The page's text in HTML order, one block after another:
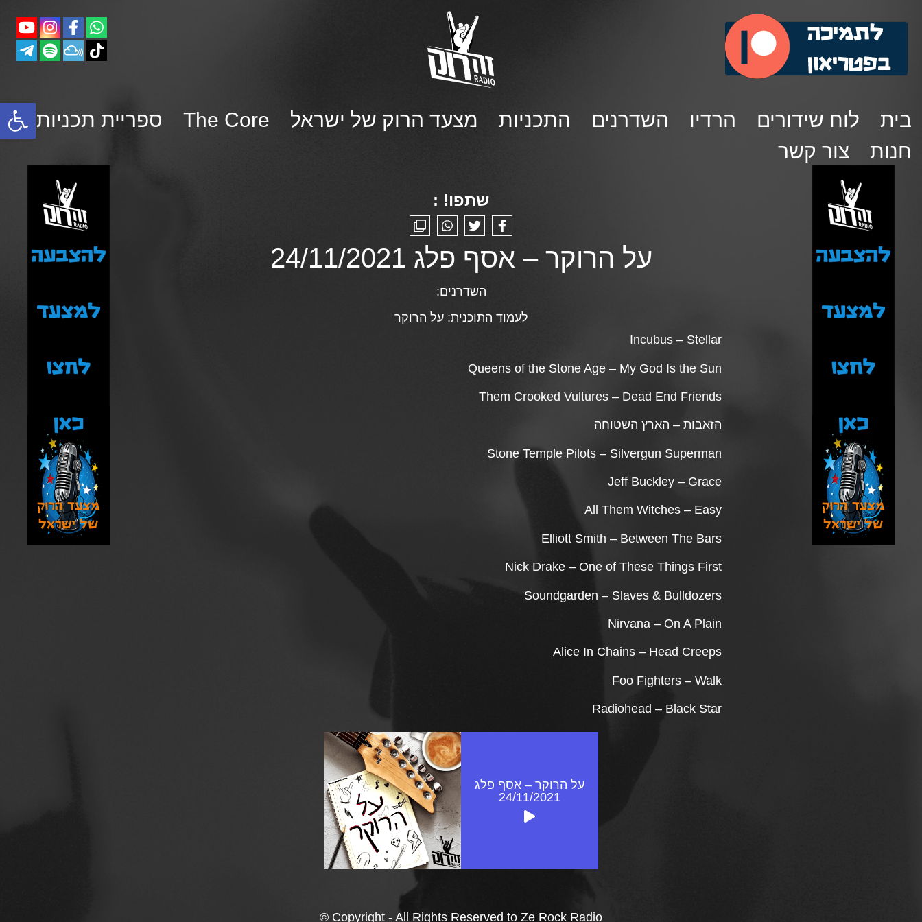
פתח סרגל נגישות בית לוח שידורים הרדיו השדרנים התכניות מצעד הרוק של ישראל The Core
ספריית תכניות
חנות
צור קשר
שתפו! :
על הרוקר – אסף פלג 24/11/2021
השדרנים:
לעמוד התוכנית:על הרוקר
Incubus – Stellar
Queens of the Stone Age – My God Is the Sun
Them Crooked Vultures – Dead End Friends
הזאבות – הארץ השטוחה
Stone Temple Pilots – Silvergun Superman
Jeff Buckley – Grace
All Them Witches – Easy
Elliott Smith – Between The Bars
Nick Drake – One of These Things First
Soundgarden – Slaves & Bulldozers
Nirvana – On A Plain
Alice In Chains – Head Creeps
Foo Fighters – Walk
Radiohead – Black Star
על הרוקר – אסף פלג
24/11/2021
© Copyright - All Rights Reserved to Ze Rock Radio